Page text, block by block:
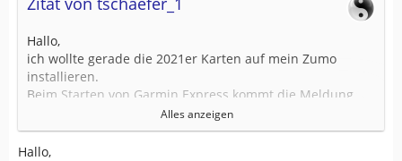
Hallo,
ich wollte gerade die 2021er Karten auf mein Zumo
installieren.
Beim Starten von Garmin Express kommt die Meldung,
dass eine neue Version (7.0.2.0) erforderlich sei.
...
Da man das GE update nicht weg drücken kann, ist damit
Alles anzeigen
Hallo,